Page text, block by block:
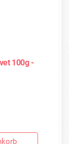
100g -